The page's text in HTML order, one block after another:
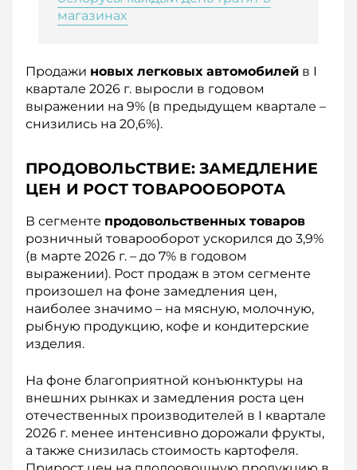
магазинах
Продажи новых легковых автомобилей в I
квартале 2026 г. выросли в годовом
выражении на 9% (в предыдущем квартале –
снизились на 20,6%).
ПРОДОВОЛЬСТВИЕ: ЗАМЕДЛЕНИЕ
ЦЕН И РОСТ ТОВАРООБОРОТА
В сегменте продовольственных товаров
розничный товарооборот ускорился до 3,9%
(в марте 2026 г. – до 7% в годовом
выражении). Рост продаж в этом сегменте
произошел на фоне замедления цен,
наиболее значимо – на мясную, молочную,
рыбную продукцию, кофе и кондитерские
изделия.
На фоне благоприятной конъюнктуры на
внешних рынках и замедления роста цен
отечественных производителей в I квартале
2026 г. менее интенсивно дорожали фрукты,
а также снизилась стоимость картофеля.